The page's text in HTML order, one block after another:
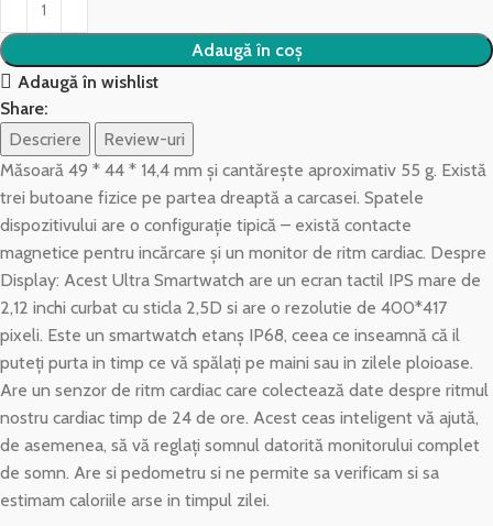
Adaugă în coș
Adaugă în wishlist
Share:
Descriere
Review-uri
Măsoară 49 * 44 * 14,4 mm și cantărește aproximativ 55 g. Există
trei butoane fizice pe partea dreaptă a carcasei. Spatele
dispozitivului are o configurație tipică – există contacte
magnetice pentru incărcare și un monitor de ritm cardiac. Despre
Display: Acest Ultra Smartwatch are un ecran tactil IPS mare de
2,12 inchi curbat cu sticla 2,5D si are o rezolutie de 400*417
pixeli. Este un smartwatch etanș IP68, ceea ce inseamnă că il
puteți purta in timp ce vă spălați pe maini sau in zilele ploioase.
Are un senzor de ritm cardiac care colectează date despre ritmul
nostru cardiac timp de 24 de ore. Acest ceas inteligent vă ajută,
de asemenea, să vă reglați somnul datorită monitorului complet
de somn. Are si pedometru si ne permite sa verificam si sa
estimam caloriile arse in timpul zilei.